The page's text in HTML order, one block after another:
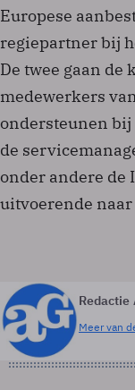
Europese
regiepartner bij
De twee gaan de
medewerkers
ondersteunen
de
onder andere de
uitvoerende
Redactie
Meer van